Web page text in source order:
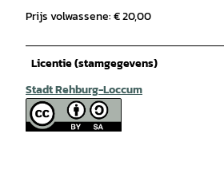
Prijs volwassene: € 20,00
Licentie (stamgegevens)
Stadt Rehburg-Loccum